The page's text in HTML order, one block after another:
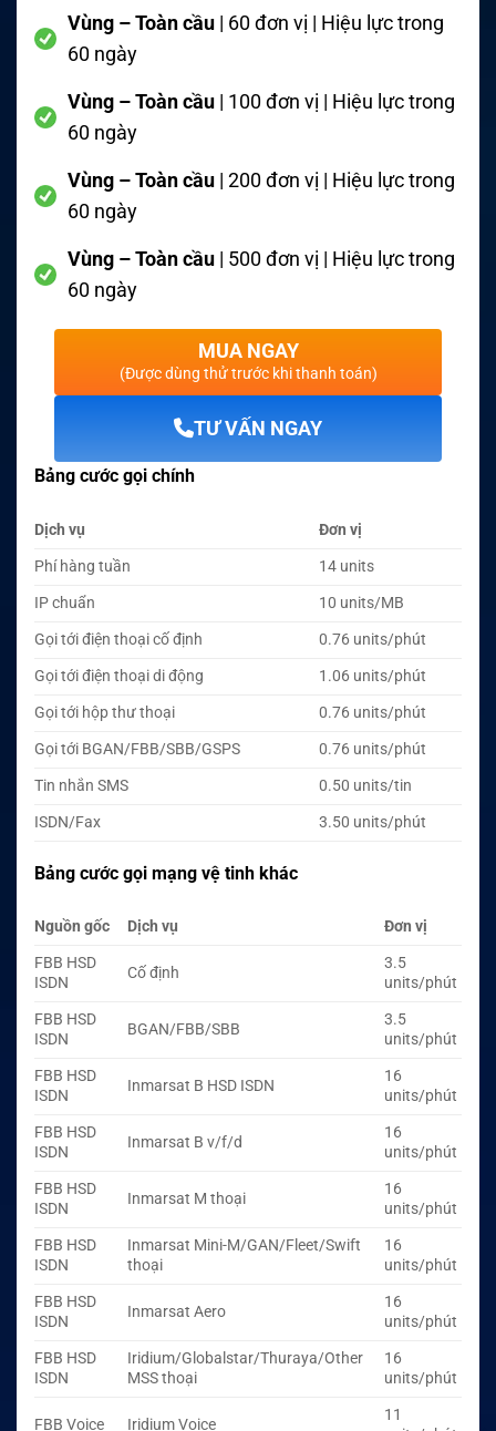
Vùng – Toàn cầu | 60 đơn vị | Hiệu lực trong
60 ngày
Vùng – Toàn cầu | 100 đơn vị | Hiệu lực trong
60 ngày
Vùng – Toàn cầu | 200 đơn vị | Hiệu lực trong
60 ngày
Vùng – Toàn cầu | 500 đơn vị | Hiệu lực trong
60 ngày
MUA NGAY
(Được dùng thử trước khi thanh toán)
TƯ VẤN NGAY
Bảng cước gọi chính
Dịch vụ
Đơn vị
Phí hàng tuần
14 units
IP chuẩn
10 units/MB
Gọi tới điện thoại cố định
0.76 units/phút
Gọi tới điện thoại di động
1.06 units/phút
Gọi tới hộp thư thoại
0.76 units/phút
Gọi tới BGAN/FBB/SBB/GSPS
0.76 units/phút
Tin nhắn SMS
0.50 units/tin
ISDN/Fax
3.50 units/phút
Bảng cước gọi mạng vệ tinh khác
Nguồn gốc Dịch vụ
Đơn vị
FBB HSD
ISDN
Cố định
3.5
units/phút
FBB HSD
ISDN
BGAN/FBB/SBB
3.5
units/phút
FBB HSD
ISDN
Inmarsat B HSD ISDN
16
units/phút
FBB HSD
ISDN
Inmarsat B v/f/d
16
units/phút
FBB HSD
ISDN
Inmarsat M thoại
16
units/phút
FBB HSD
ISDN
Inmarsat Mini-M/GAN/Fleet/Swift
thoại
16
units/phút
FBB HSD
ISDN
Inmarsat Aero
16
units/phút
FBB HSD
ISDN
Iridium/Globalstar/Thuraya/Other
MSS thoại
16
units/phút
FBB Voice Iridium Voice
11